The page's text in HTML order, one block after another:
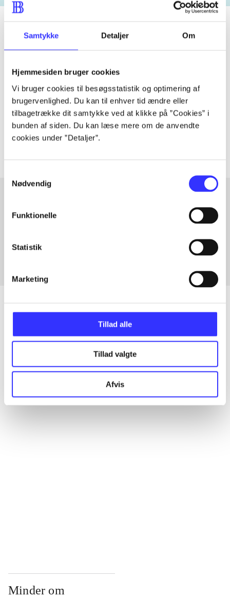
Samtykke Detaljer Om
Hjemmesiden bruger cookies
Vi bruger cookies til besøgsstatistik og optimering af
brugervenlighed. Du kan til enhver tid ændre eller
tilbagetrække dit samtykke ved at klikke på ”Cookies” i
bunden af siden. Du kan læse mere om de anvendte
cookies under ”Detaljer”.
Nødvendig
Funktionelle
Statistik
Marketing
Tillad alle
Tillad valgte
Afvis
Artiklen er en del af
lorem ipsum dolor sit amet ...
Tidsskrift
Artiklerne ihandler ofte om
Artikler med samme emner
Artikler
Alle registrerede artikler fordelt på udgivelser
Minder om